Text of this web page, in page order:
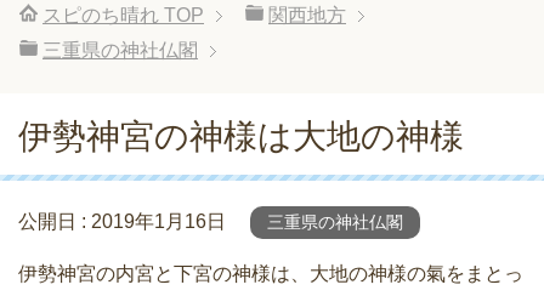
スピのち晴れ TOP
関西地方
三重県の神社仏閣
伊勢神宮の神様は大地の神様
公開日 : 2019年1月16日 三重県の神社仏閣
伊勢神宮の内宮と下宮の神様は、大地の神様の氣をまとっ